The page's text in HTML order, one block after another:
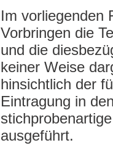
Im vorliegenden
Vorbringen die
und die
keiner Weise
hinsichtlich der
Eintragung in
ausgeführt.